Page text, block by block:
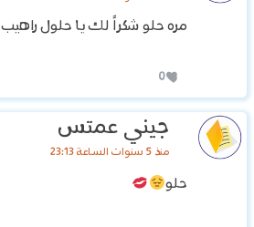
مره حلو شكراً لك يا حلول راهيب
0
جيني عمتس
منذ 5 سنوات الساعة 23:13
حلو